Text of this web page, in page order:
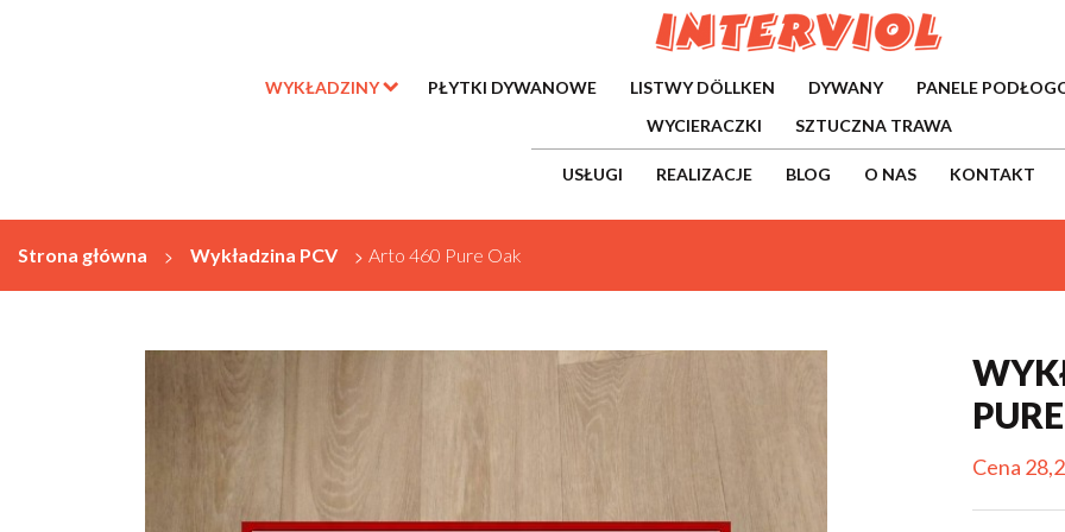
WYKŁADZINY PŁYTKI DYWANOWE LISTWY DÖLLKEN DYWANY
PANELE
WYCIERACZKI
SZTUCZNA TRAWA
USŁUGI REALIZACJE BLOG O NAS KONTAKT
Strona główna > Wykładzina PCV > Arto 460 Pure Oak
Cena